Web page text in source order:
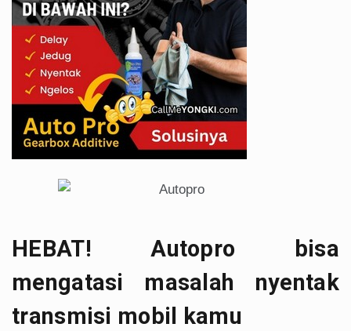
HEBAT! Autopro bisa
mengatasi masalah nyentak
transmisi mobil kamu